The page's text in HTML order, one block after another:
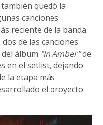
quedó la
canciones
reciente de la banda.
dos de las canciones
del álbum "In Amber"de
en el setlist, dejando
la etapa más
el proyecto